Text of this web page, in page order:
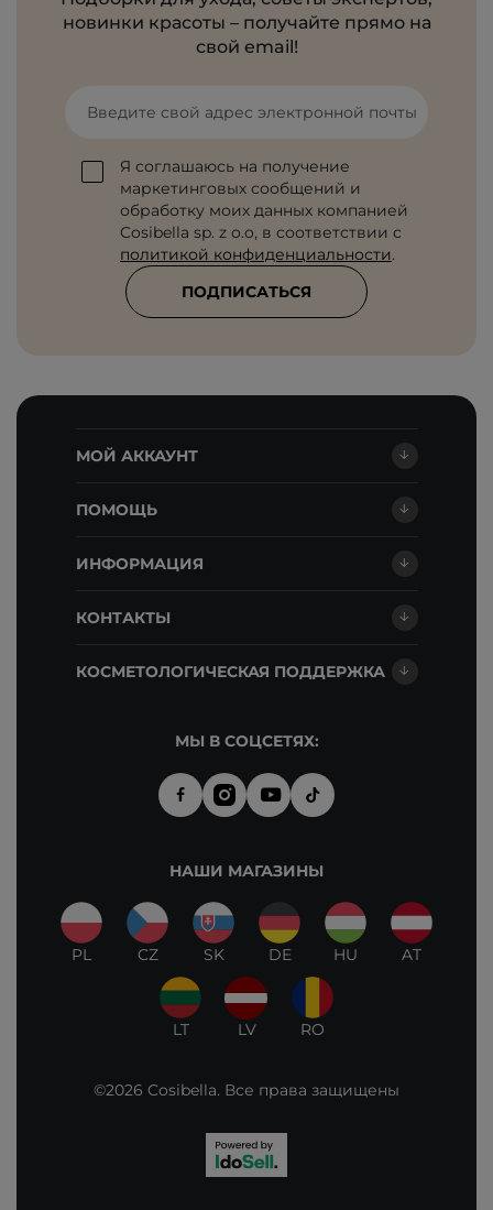
новинки красоты – получайте прямо на
свой email!
Введите свой адрес электронной почты
Я соглашаюсь на получение
маркетинговых сообщений и
обработку моих данных компанией
Cosibella sp. z o.o, в соответствии с
политикой конфиденциальности.
ПОДПИСАТЬСЯ
МОЙ АККАУНТ
ПОМОЩЬ
ИНФОРМАЦИЯ
КОНТАКТЫ
КОСМЕТОЛОГИЧЕСКАЯ ПОДДЕРЖКА
МЫ В СОЦСЕТЯХ:
НАШИ МАГАЗИНЫ
PL CZ SK DE HU AT
LT LV RO
©2026 Cosibella. Все права защищены